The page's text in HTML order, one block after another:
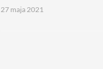
27 maja 2021